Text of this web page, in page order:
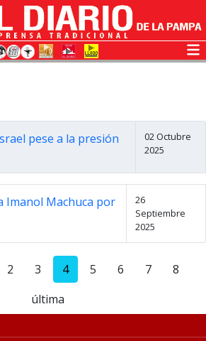
pese a la presión
02 Octubre
2025
Imanol Machuca por
26
Septiembre
2025
2 3 4 5 6 7
8
última